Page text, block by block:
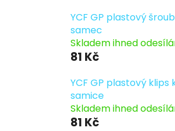
YCF GP plastový
samec
Skladem ihned
81 Kč
YCF GP plastový klips
samice
Skladem ihned
81 Kč